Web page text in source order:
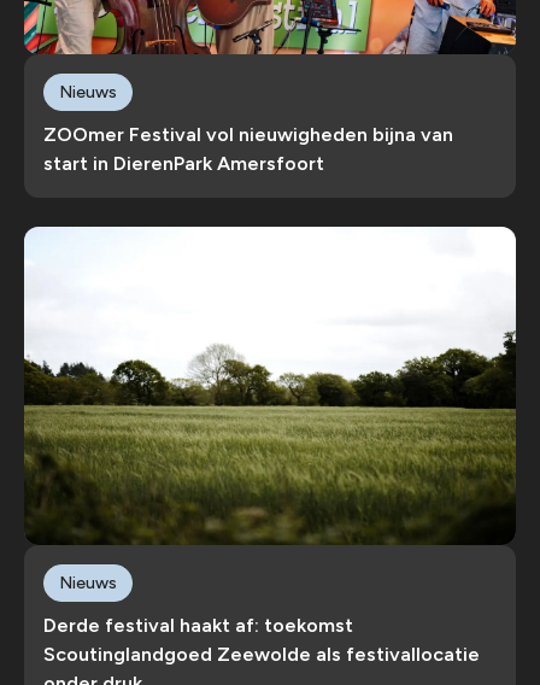
ZOOmer Festival vol nieuwigheden bijna van
start in DierenPark Amersfoort
Nieuws
Derde festival haakt af: toekomst
Scoutinglandgoed Zeewolde als festivallocatie
Nieuws